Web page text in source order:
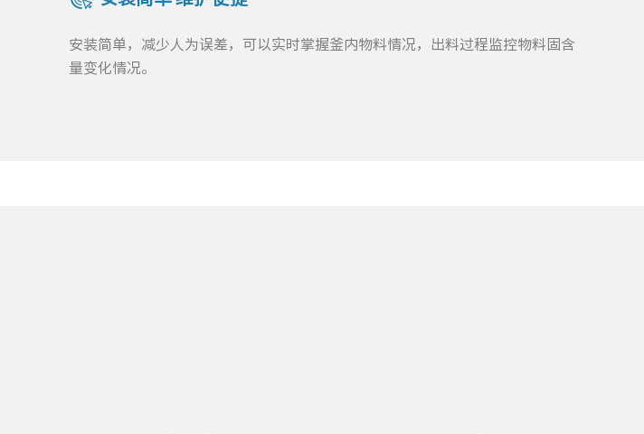
安装简单，减少人为误差，可以实时掌握釜内物料情况，出料过程监控物料固含
量变化情况。